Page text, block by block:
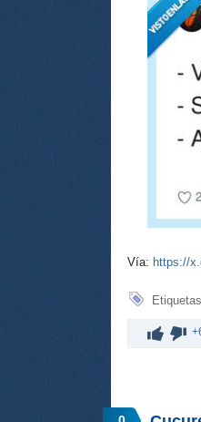
Vía: https://